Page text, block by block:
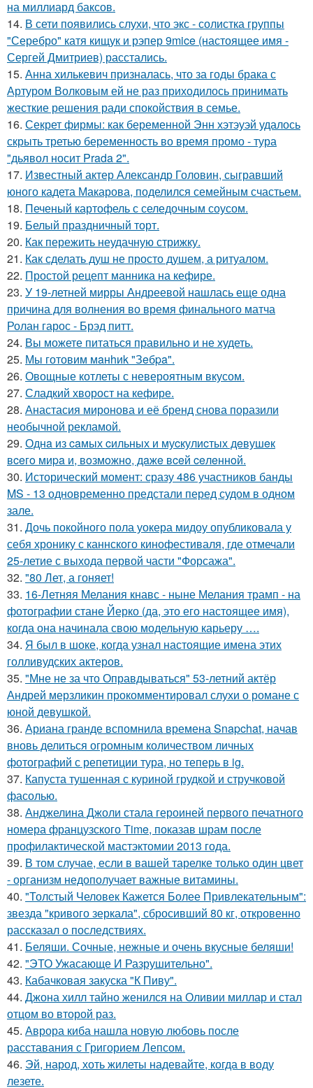
на миллиард баксов.
14. В сети появились слухи, что экс - солистка группы
"Серебро" катя кищук и рэпер 9mice (настоящее имя -
Сергей Дмитриев) расстались.
15. Анна хилькевич призналась, что за годы брака с
Артуром Волковым ей не раз приходилось принимать
жесткие решения ради спокойствия в семье.
16. Секрет фирмы: как беременной Энн хэтэуэй удалось
скрыть третью беременность во время промо - тура
"дьявол носит Prada 2".
17. Известный актер Александр Головин, сыгравший
юного кадета Макарова, поделился семейным счастьем.
18. Печеный картофель с селедочным соусом.
19. Белый праздничный торт.
20. Как пережить неудачную стрижку.
21. Как сделать душ не просто душем, а ритуалом.
22. Простой рецепт манника на кефире.
23. У 19-летней мирры Андреевой нашлась еще одна
причина для волнения во время финального матча
Ролан гарос - Брэд питт.
24. Вы можете питаться правильно и не худеть.
25. Мы готовим мaнhиk "Зeбpa".
26. Овощные котлеты с невероятным вкусом.
27. Сладкий хворост на кефире.
28. Анастасия миронова и её бренд снова поразили
необычной рекламой.
29. Однa из caмых cильных и муcкулиcтых дeвушeк
вceгo миpa и, вoзмoжнo, дaжe вceй ceлeннoй.
30. Исторический момент: сразу 486 участников банды
MS - 13 одновременно предстали перед судом в одном
зале.
31. Дочь покойного пола уокера мидоу опубликовала у
себя хронику с каннского кинофестиваля, где отмечали
25-летие с выхода первой части "Форсажа".
32. "80 Лет, а гоняет!
33. 16-Летняя Мелания кнавс - ныне Мелания трамп - на
фотографии стане Йерко (да, это его настоящее имя),
когда она начинала свою модельную карьеру ….
34. Я был в шоке, когда узнал настоящие имена этих
голливудских актеров.
35. "Мне не за что Оправдываться" 53-летний актёр
Андрей мерзликин прокомментировал слухи о романе с
юной девушкой.
36. Ариана гранде вспомнила времена Snapchat, начав
вновь делиться огромным количеством личных
фотографий с репетиции тура, но теперь в ig.
37. Капуста тушенная с куриной грудкой и стручковой
фасолью.
38. Анджелина Джоли стала героиней первого печатного
номера французского Time, показав шрам после
профилактической мастэктомии 2013 года.
39. В том случае, если в вашей тарелке только один цвет
- организм недополучает важные витамины.
40. "Толстый Человек Кажется Более Привлекательным":
звезда "кривого зеркала", сбросивший 80 кг, откровенно
рассказал о последствиях.
41. Беляши. Сочные, нежные и очень вкусные беляши!
42. "ЭТО Ужасающе И Разрушительно".
43. Кабачковая закуска "К Пиву".
44. Джона хилл тайно женился на Оливии миллар и стал
отцом во второй раз.
45. Аврора киба нашла новую любовь после
расставания с Григорием Лепсом.
46. Эй, народ, хоть жилеты надевайте, когда в воду
лезете.